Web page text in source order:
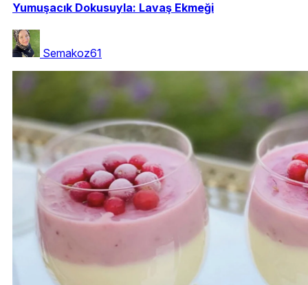
Yumuşacık Dokusuyla: Lavaş Ekmeği
Semakoz61